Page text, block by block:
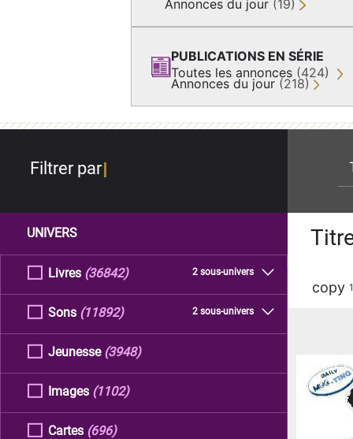
Annonces du jour (19)
PUBLICATIONS EN SÉRIE
Toutes les annonces (424)
Annonces du jour (218)
Filtrer par
UNIVERS
Livres 2 sous-univers
(36842)
Sons 2 sous-univers
(11892)
Jeunesse (3948)
Images (1102)
Cartes (696)
copy